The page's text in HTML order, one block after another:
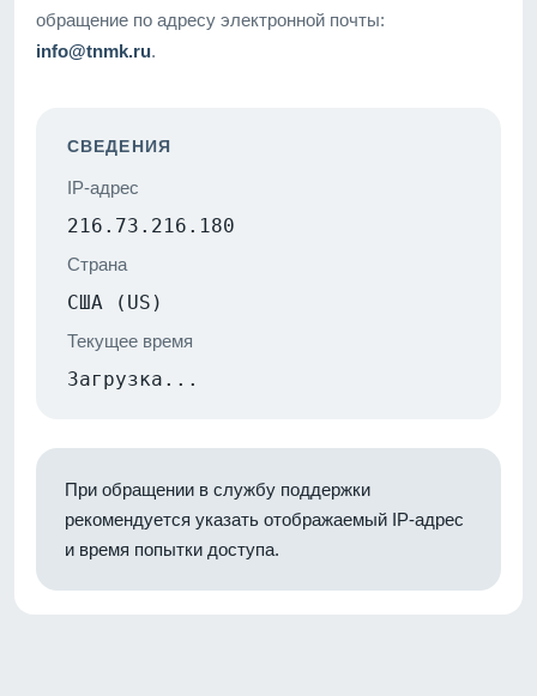
обращение по адресу электронной почты:
info@tnmk.ru.
СВЕДЕНИЯ
IP-адрес
216.73.216.180
Страна
США (US)
Текущее время
Загрузка...
При обращении в службу поддержки
рекомендуется указать отображаемый IP-адрес
и время попытки доступа.